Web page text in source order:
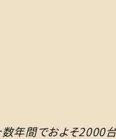
年間でおよそ2000台